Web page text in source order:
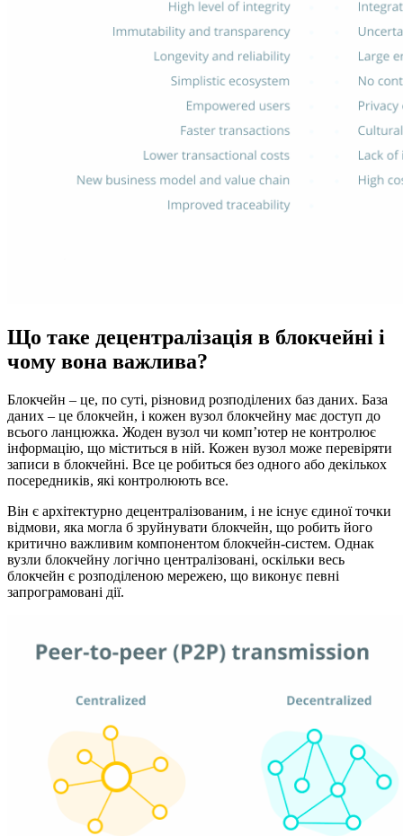
Що таке децентралізація в блокчейні і
чому вона важлива?
Блокчейн – це, по суті, різновид розподілених баз даних. База
даних – це блокчейн, і кожен вузол блокчейну має доступ до
всього ланцюжка. Жоден вузол чи комп’ютер не контролює
інформацію, що міститься в ній. Кожен вузол може перевіряти
записи в блокчейні. Все це робиться без одного або декількох
посередників, які контролюють все.
Він є архітектурно децентралізованим, і не існує єдиної точки
відмови, яка могла б зруйнувати блокчейн, що робить його
критично важливим компонентом блокчейн-систем. Однак
вузли блокчейну логічно централізовані, оскільки весь
блокчейн є розподіленою мережею, що виконує певні
запрограмовані дії.